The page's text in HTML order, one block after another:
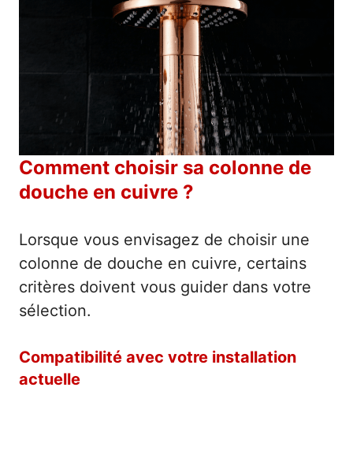
Comment choisir sa colonne de
douche en cuivre ?
Lorsque vous envisagez de choisir une
colonne de douche en cuivre, certains
critères doivent vous guider dans votre
sélection.
Compatibilité avec votre installation
actuelle